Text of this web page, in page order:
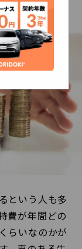
という人も多
費が年間どの
らいなのかが